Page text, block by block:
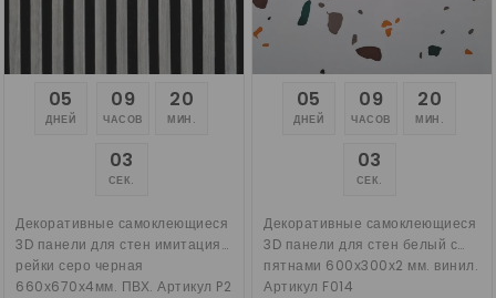
05
ДНЕЙ
09
ЧАСОВ
20
МИН.
02
СЕК.
Декоративные самоклеющиеся
3D панели для стен имитация
рейки серо черная
660х670х4мм. ПВХ. Артикул P2
05
ДНЕЙ
09
ЧАСОВ
20
МИН.
02
СЕК.
Декоративные самоклеющиеся
3D панели для стен белый с
пятнами 600х300х2 мм. винил.
Артикул F014